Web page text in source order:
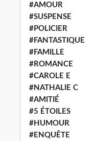
#AMOUR
#SUSPENSE
#POLICIER
#FANTASTIQUE
#FAMILLE
#ROMANCE
#CAROLE E
#NATHALIE C
#AMITIÉ
#5 ÉTOILES
#HUMOUR
#ENQUÊTE